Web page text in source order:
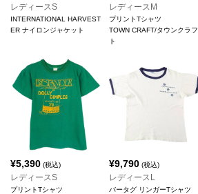
レディースS
INTERNATIONAL HARVEST
ER ナイロンジャケット
レディースM
プリントTシャツ
TOWN CRAFT/タウンクラフ
ト
¥5,390 (税込)
レディースS
プリントTシャツ
¥9,790(税込)
レディースL
バータグ リンガーTシャツ